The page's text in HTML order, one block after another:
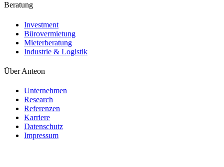
Beratung
Investment
Bürovermietung
Mieterberatung
Industrie & Logistik
Über Anteon
Unternehmen
Research
Referenzen
Karriere
Datenschutz
Impressum